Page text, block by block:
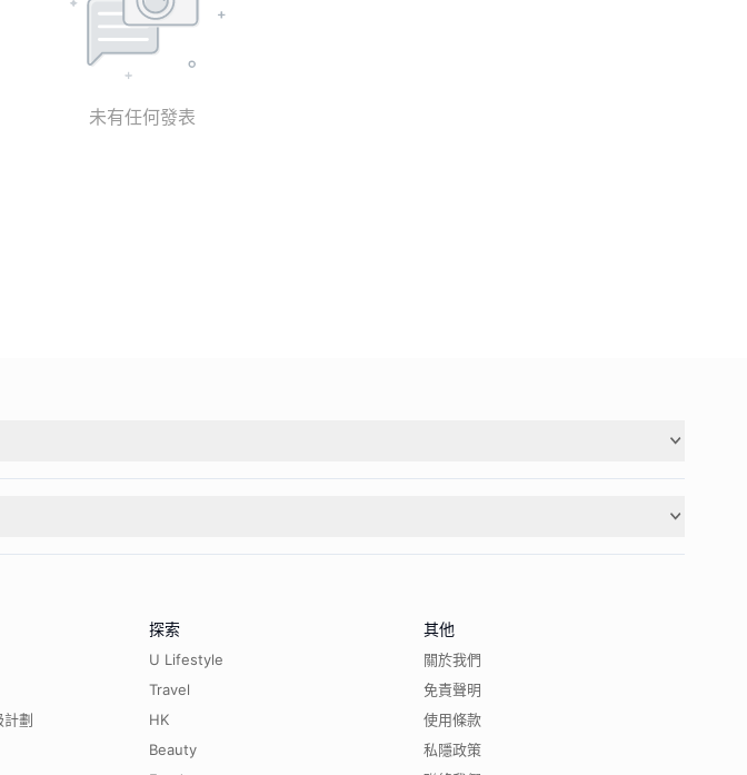
未有任何發表
計劃
探索
U Lifestyle
Travel
HK
Beauty
其他
關於我們
免責聲明
使用條款
私隱政策